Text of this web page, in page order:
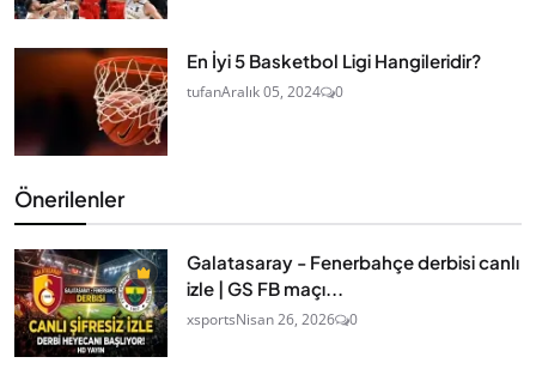
En İyi 5 Basketbol Ligi Hangileridir?
tufanAralık 05, 2024 0
Önerilenler
Galatasaray - Fenerbahçe derbisi canlı
izle | GS FB maçı...
xsportsNisan 26, 2026 0